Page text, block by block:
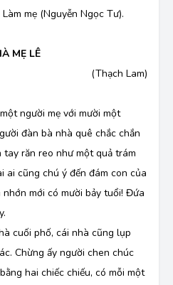
mẹ (Nguyễn Ngọc Tư).
MẸ LÊ
(Thạch Lam)
người mẹ với mười một
đàn bà nhà quê chắc chắn
răn reo như một quả trám
ai cũng chú ý đến đám con của
mới có mười bảy tuổi! Đứa
cuối phố, cái nhà cũng lụp
Chừng ấy người chen chúc
hai chiếc chiếu, có mỗi một